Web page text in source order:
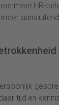
meer HR-
tijd en